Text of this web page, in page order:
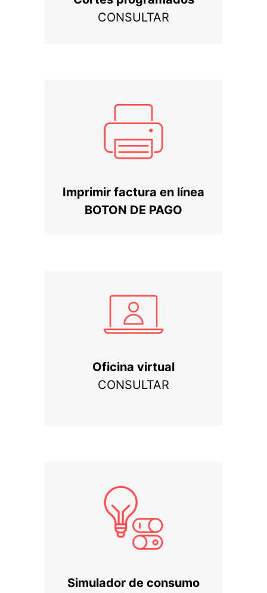
CONSULTAR
Imprimir factura en línea
BOTON DE PAGO
Oficina virtual
CONSULTAR
Simulador de consumo